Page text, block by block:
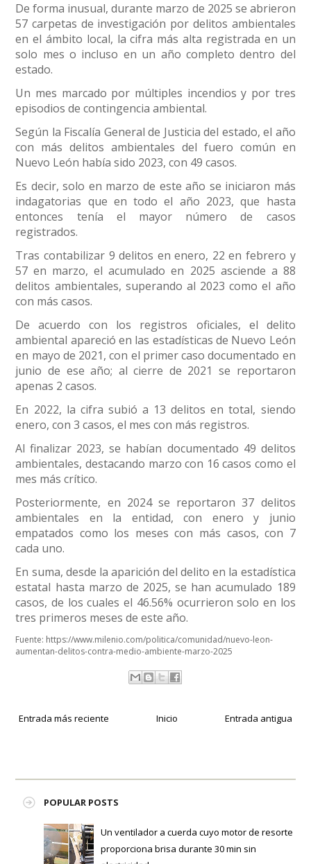
De forma inusual, durante marzo de 2025 se abrieron
57 carpetas de investigación por delitos ambientales
en el ámbito local, la cifra más alta registrada en un
solo mes o incluso en un año completo dentro del
estado.
Un mes marcado por múltiples incendios y por tres
episodios de contingencia ambiental.
Según la Fiscalía General de Justicia del estado, el año
con más delitos ambientales del fuero común en
Nuevo León había sido 2023, con 49 casos.
Es decir, solo en marzo de este año se iniciaron más
indagatorias que en todo el año 2023, que hasta
entonces tenía el mayor número de casos
registrados.
Tras contabilizar 9 delitos en enero, 22 en febrero y
57 en marzo, el acumulado en 2025 asciende a 88
delitos ambientales, superando al 2023 como el año
con más casos.
De acuerdo con los registros oficiales, el delito
ambiental apareció en las estadísticas de Nuevo León
en mayo de 2021, con el primer caso documentado en
junio de ese año; al cierre de 2021 se reportaron
apenas 2 casos.
En 2022, la cifra subió a 13 delitos en total, siendo
enero, con 3 casos, el mes con más registros.
Al finalizar 2023, se habían documentado 49 delitos
ambientales, destacando marzo con 16 casos como el
mes más crítico.
Posteriormente, en 2024 se reportaron 37 delitos
ambientales en la entidad, con enero y junio
empatados como los meses con más casos, con 7
cada uno.
En suma, desde la aparición del delito en la estadística
estatal hasta marzo de 2025, se han acumulado 189
casos, de los cuales el 46.56% ocurrieron solo en los
tres primeros meses de este año.
Fuente: https://www.milenio.com/politica/comunidad/nuevo-leon-
aumentan-delitos-contra-medio-ambiente-marzo-2025
Entrada más reciente Entrada antigua
Inicio
POPULAR POSTS
Un ventilador a cuerda cuyo motor de resorte
proporciona brisa durante 30 min sin